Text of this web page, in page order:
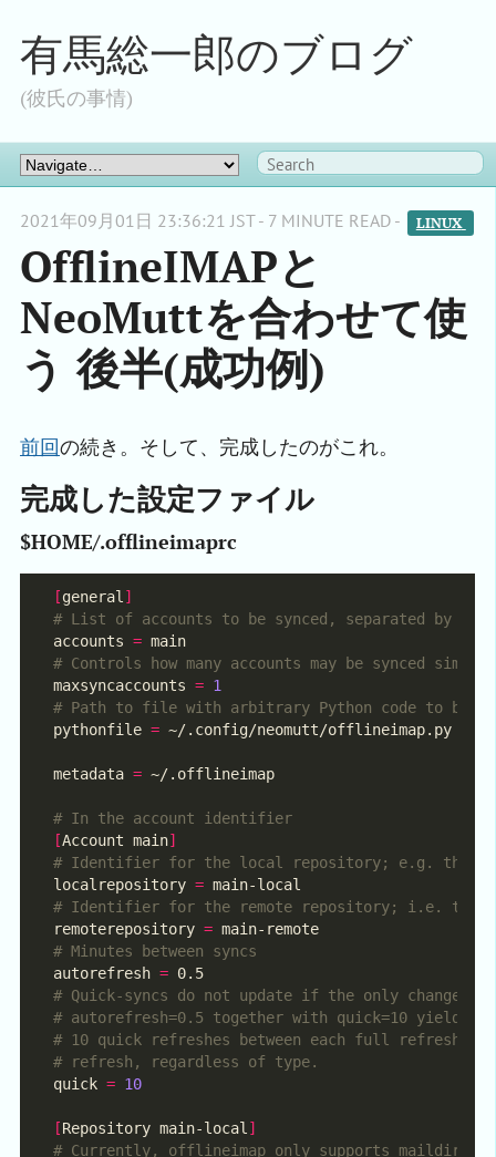
有馬総一郎のブログ
(彼氏の事情)
2021年09月01日 23:36:21 JST - 7 MINUTE READ - LINUX
OfflineIMAPと
NeoMuttを合わせて使
う 後半(成功例)
前回の続き。そして、完成したのがこれ。
完成した設定ファイル
$HOME/.offlineimaprc
[general ]
# List of accounts to be synced, separated by a
accounts =
# Controls how many accounts may be synced
maxsyncaccounts = 1
# Path to file with arbitrary Python code to be
pythonfile =
metadata =
# In the account identifier
[Account main]
# Identifier for the local repository; e.g. the
localrepository =
# Identifier for the remote repository; i.e. the
remoterepository =
# Minutes between syncs
autorefresh =
# Quick-syncs do not update if the only changes
# autorefresh=0.5 together with quick=10 yields
# 10 quick refreshes between each full refresh,
# refresh, regardless of type.
quick = 10
[Repository main-local ]
# Currently, offlineimap only supports maildir